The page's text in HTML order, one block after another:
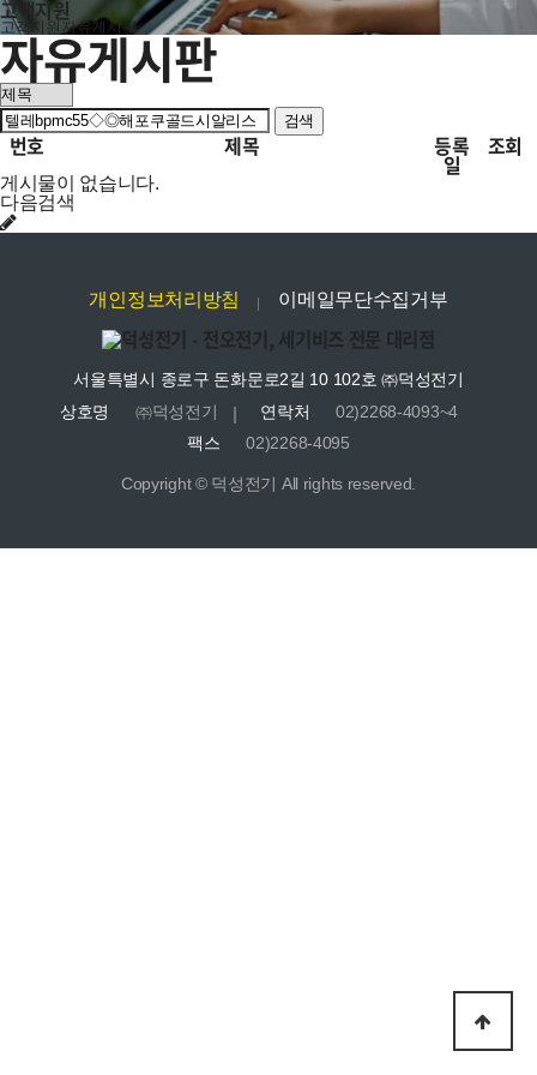
고객지원
고객지원 자유게시판
자유게시판
검색
번호 제목 등록
일
조회
게시물이 없습니다.
다음검색
개인정보처리방침 이메일무단수집거부
서울특별시 종로구 돈화문로2길 10 102호 ㈜덕성전기
상호명
㈜덕성전기 연락처
02)2268-4093~4
팩스
02)2268-4095
Copyright © 덕성전기 All rights reserved.